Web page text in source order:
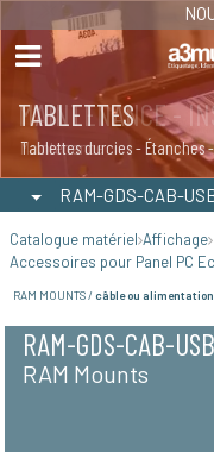
MAINTENANCE -
Maintenance
TABLETTES
Tablettes durcies - Étanches
RAM-GDS-CAB-
Catalogue matériel Affichage
Accessoires pour Panel PC
RAM MOUNTS / câble ou alimentation
RAM-GDS-CAB-
RAM Mounts